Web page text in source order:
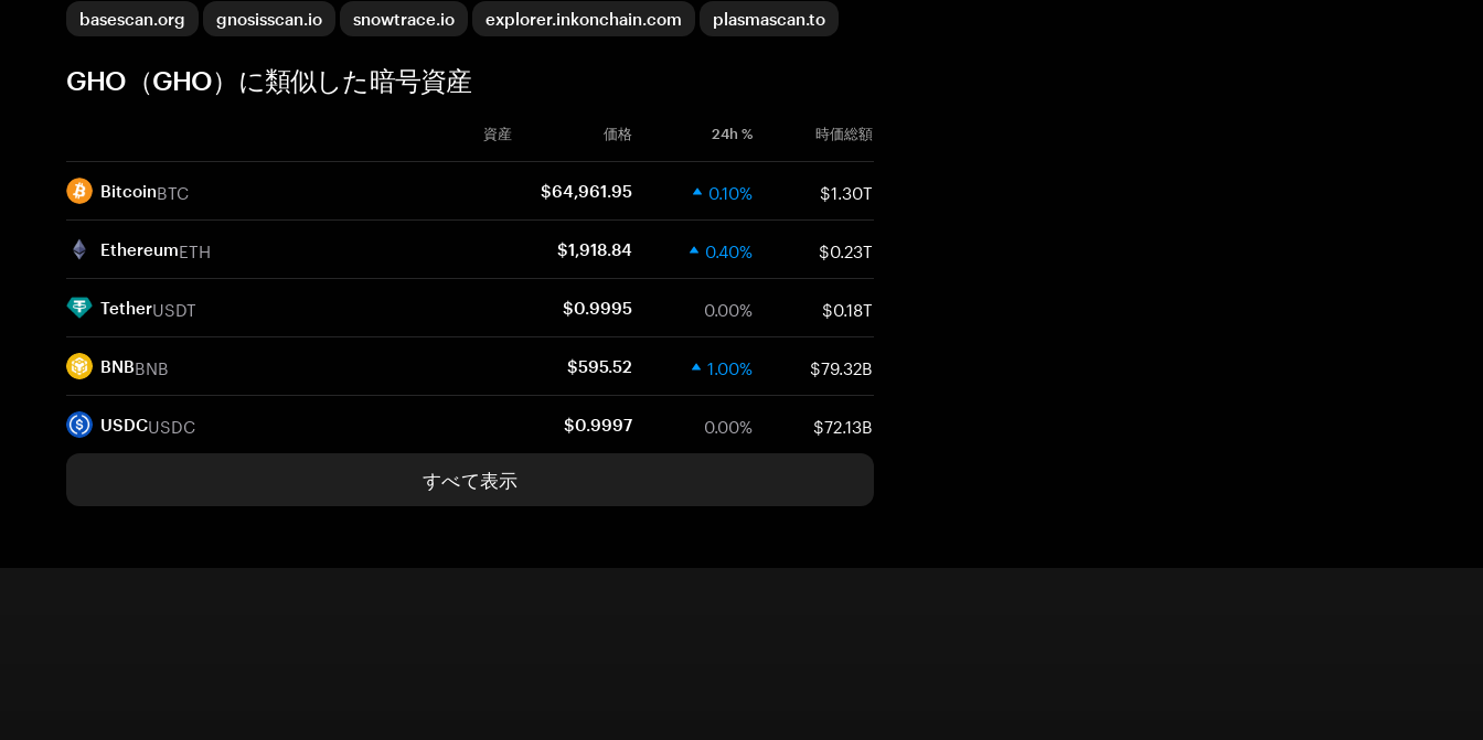
basescan.org
gnosisscan.io snowtrace.io explorer.inkonchain.com plasmascan.to
GHO（GHO）に類似した暗号資産
資産 価格 24h % 時価総額
BitcoinBTC $64,961.95 0.10% $1.30T
EthereumETH $1,918.84 0.40% $0.23T
TetherUSDT $0.9995 0.00% $0.18T
BNBBNB $595.52 1.00% $79.32B
USDCUSDC $0.9997 0.00% $72.13B
すべて表示